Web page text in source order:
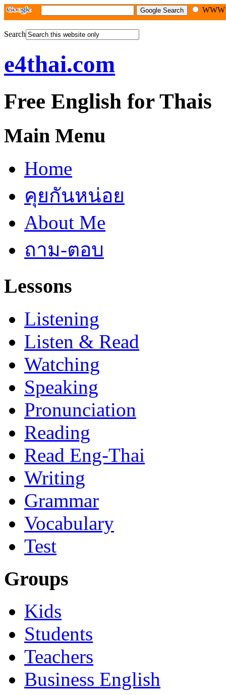
Search
e4thai.com
Free English for Thais
Main Menu
Home
คุยกันหน่อย
About Me
ถาม-ตอบ
Lessons
Listening
Listen & Read
Watching
Speaking
Pronunciation
Reading
Read Eng-Thai
Writing
Grammar
Vocabulary
Test
Groups
Kids
Students
Teachers
Business English